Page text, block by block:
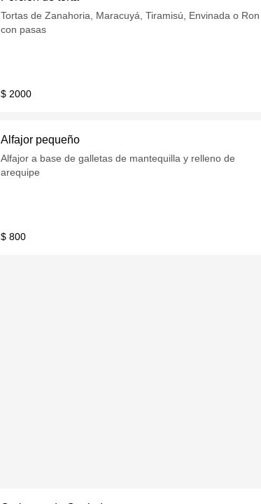
Tortas de Zanahoria, Maracuyá, Tiramisú, Envinada o Ron
con pasas
$ 2000
Alfajor pequeño
Alfajor a base de galletas de mantequilla y relleno de
arequipe
$ 800